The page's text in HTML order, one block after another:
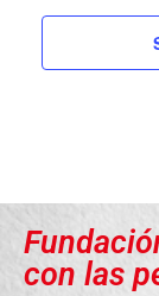
con las